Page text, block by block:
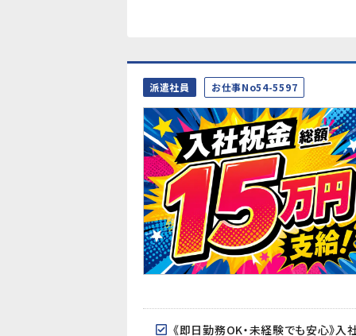
派遣社員 お仕事No54-5597